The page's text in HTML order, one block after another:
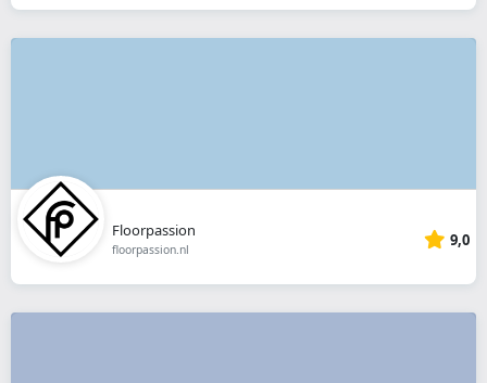
Floorpassion
floorpassion.nl 9,0